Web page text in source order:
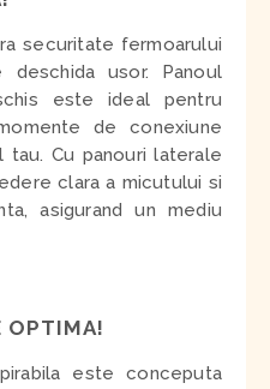
securitate fermoarului
usor. Panoul
este ideal pentru
de conexiune
Cu panouri laterale
clara a micutului si
asigurand un mediu
OPTIMA!
este conceputa